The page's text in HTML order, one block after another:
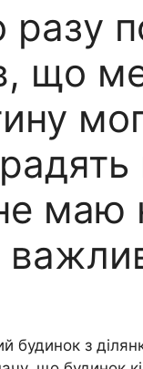
разу
що
маю
будинок з